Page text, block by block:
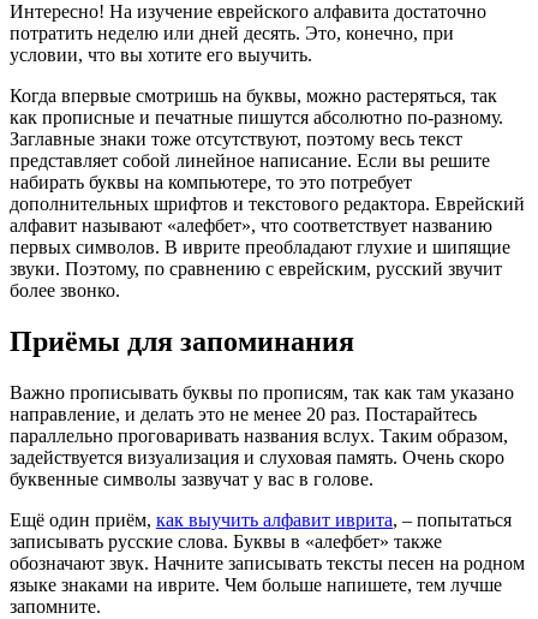
Интересно! На изучение еврейского алфавита достаточно
потратить неделю или дней десять. Это, конечно, при
условии, что вы хотите его выучить.
Когда впервые смотришь на буквы, можно растеряться, так
как прописные и печатные пишутся абсолютно по-разному.
Заглавные знаки тоже отсутствуют, поэтому весь текст
представляет собой линейное написание. Если вы решите
набирать буквы на компьютере, то это потребует
дополнительных шрифтов и текстового редактора. Еврейский
алфавит называют «алефбет», что соответствует названию
первых символов. В иврите преобладают глухие и шипящие
звуки. Поэтому, по сравнению с еврейским, русский звучит
более звонко.
Приёмы для запоминания
Важно прописывать буквы по прописям, так как там указано
направление, и делать это не менее 20 раз. Постарайтесь
параллельно проговаривать названия вслух. Таким образом,
задействуется визуализация и слуховая память. Очень скоро
буквенные символы зазвучат у вас в голове.
Ещё один приём, как выучить алфавит иврита, – попытаться
записывать русские слова. Буквы в «алефбет» также
обозначают звук. Начните записывать тексты песен на родном
языке знаками на иврите. Чем больше напишете, тем лучше
запомните.